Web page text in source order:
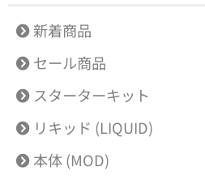
新着商品
セール商品
スターターキット
リキッド (LIQUID)
本体 (MOD)